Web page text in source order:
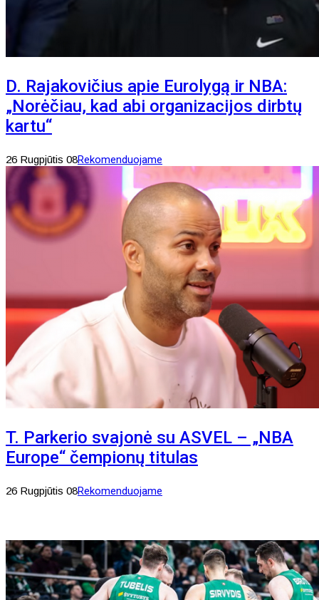
D. Rajakovičius apie Eurolygą ir NBA:
„Norėčiau, kad abi organizacijos dirbtų
kartu“
26 Rugpjūtis 08Rekomenduojame
T. Parkerio svajonė su ASVEL – „NBA
Europe“ čempionų titulas
26 Rugpjūtis 08Rekomenduojame